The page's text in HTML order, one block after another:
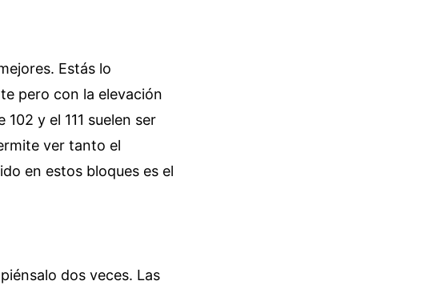
Estás lo
pero con la elevación
y el 111 suelen ser
ver tanto el
en estos bloques es el
dos veces. Las